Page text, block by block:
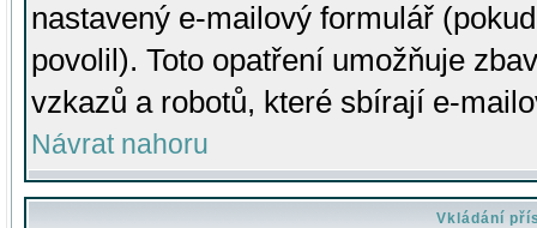
nastavený e-mailový formulář
povolil). Toto opatření umožňuje
vzkazů a robotů, které sbírají e-
Návrat nahoru
Vkládání